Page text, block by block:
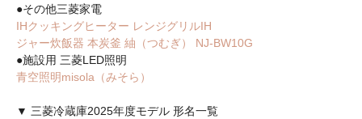
●その他三菱家電
IHクッキングヒーター レンジグリルIH
ジャー炊飯器 本炭釜 紬（つむぎ） NJ-BW10G
●施設用 三菱LED照明
青空照明misola（みそら）
▼ 三菱冷蔵庫2025年度モデル 形名一覧